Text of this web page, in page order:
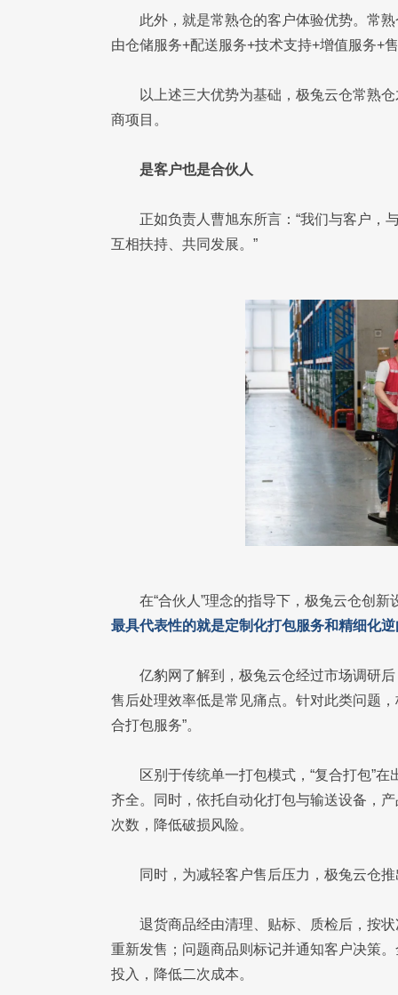
此外，就是常熟仓的客户体验优势。常
由仓储服务+配送服务+技术支持+增值服务+
以上述三大优势为基础，极兔云仓常熟
商项目。
是客户也是合伙人
正如负责人曹旭东所言：“我们与客户，
互相扶持、共同发展。”
在“合伙人”理念的指导下，极兔云仓创
最具代表性的就是定制化打包服务和精细化
亿豹网了解到，极兔云仓经过市场调研
售后处理效率低是常见痛点。针对此类问题
合打包服务”。
区别于传统单一打包模式，“复合打包”
齐全。同时，依托自动化打包与输送设备，
次数，降低破损风险。
同时，为减轻客户售后压力，极兔云仓
退货商品经由清理、贴标、质检后，按
重新发售；问题商品则标记并通知客户决策
投入，降低二次成本。